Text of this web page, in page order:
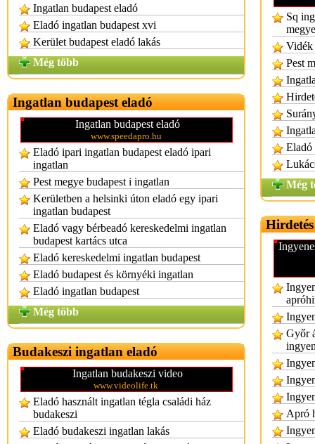
Ingatlan budapest eladó
Eladó ingatlan budapest xvi
Kerület budapest eladó lakás
Még több
Ingatlan budapest eladó
Ingatlan budapest eladó
www.speedapro.hu
Eladó ipari ingatlan budapest eladó ipari
ingatlan
Pest megye budapest i ingatlan
Kerületben a helsinki úton eladó egy ipari
ingatlan budapest
Eladó vagy bérbeadó kereskedelmi ingatlan
budapest kartács utca
Eladó kereskedelmi ingatlan budapest
Eladó budapest és környéki ingatlan
Eladó ingatlan budapest
Még több
Budakeszi ingatlan eladó
Ingatlan budakeszi video
www.videolife.tk
Eladó használt ingatlan tégla családi ház
budakeszi
Eladó budakeszi ingatlan lakás
Sq
Vidék
Pest
Eladó
Még
Győr
Apró